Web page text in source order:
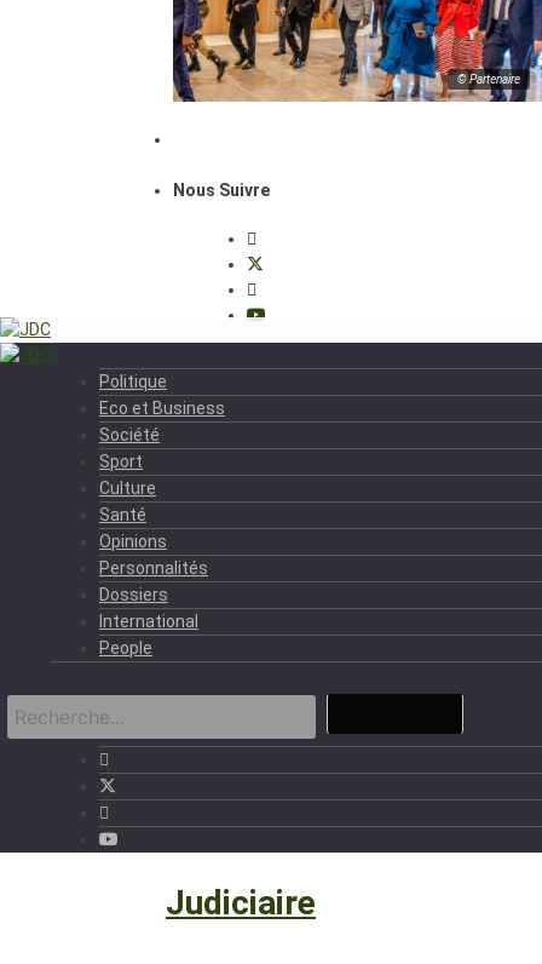
© Partenaire
Nous Suivre
Politique
Eco et Business
Société
Sport
Culture
Santé
Opinions
Personnalités
Dossiers
International
People
Judiciaire